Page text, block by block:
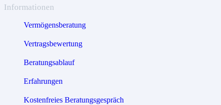
Informationen
Vermögensberatung
Vertragsbewertung
Beratungsablauf
Erfahrungen
Kostenfreies Beratungsgespräch